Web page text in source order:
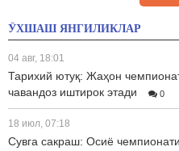
ЎХШАШ ЯНГИЛИКЛАР
04 авг, 18:01
Тарихий ютуқ: Жаҳон
чавандоз иштирок этади
0
18 июл, 07:18
Сувга сакраш: Осиё